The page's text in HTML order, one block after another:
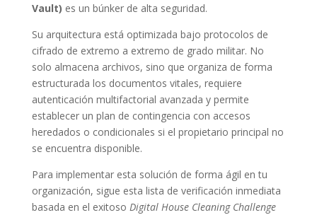
Vault) es un búnker de alta seguridad.
Su arquitectura está optimizada bajo protocolos de
cifrado de extremo a extremo de grado militar. No
solo almacena archivos, sino que organiza de forma
estructurada los documentos vitales, requiere
autenticación multifactorial avanzada y permite
establecer un plan de contingencia con accesos
heredados o condicionales si el propietario principal no
se encuentra disponible.
Para implementar esta solución de forma ágil en tu
organización, sigue esta lista de verificación inmediata
basada en el exitoso Digital House Cleaning Challenge